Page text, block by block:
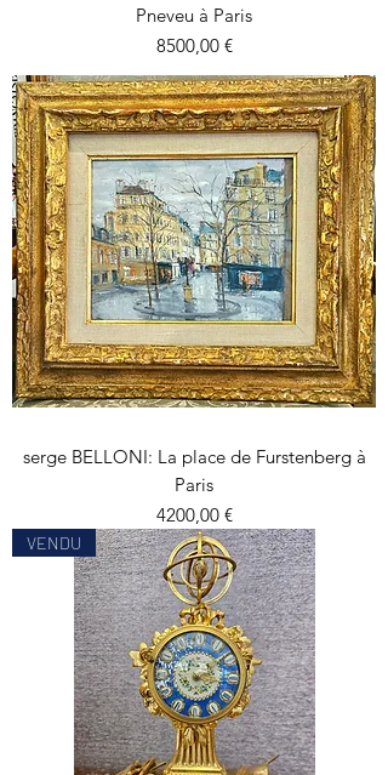
Pneveu à Paris
Precio
8500,00 €
serge BELLONI: La place de Furstenberg à
Paris
Precio
4200,00 €
VENDU